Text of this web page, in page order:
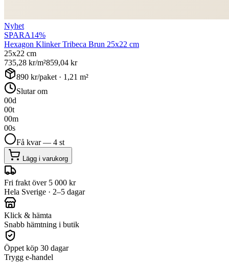
Nyhet
SPARA14%
Hexagon Klinker Tribeca Brun 25x22 cm
25x22 cm
735,28 kr/m²859,04 kr
890 kr/paket · 1,21 m²
Slutar om
00d
00t
00m
00s
Få kvar — 4 st
Lägg i varukorg
Fri frakt över 5 000 kr
Hela Sverige · 2–5 dagar
Klick & hämta
Snabb hämtning i butik
Öppet köp 30 dagar
Trygg e-handel